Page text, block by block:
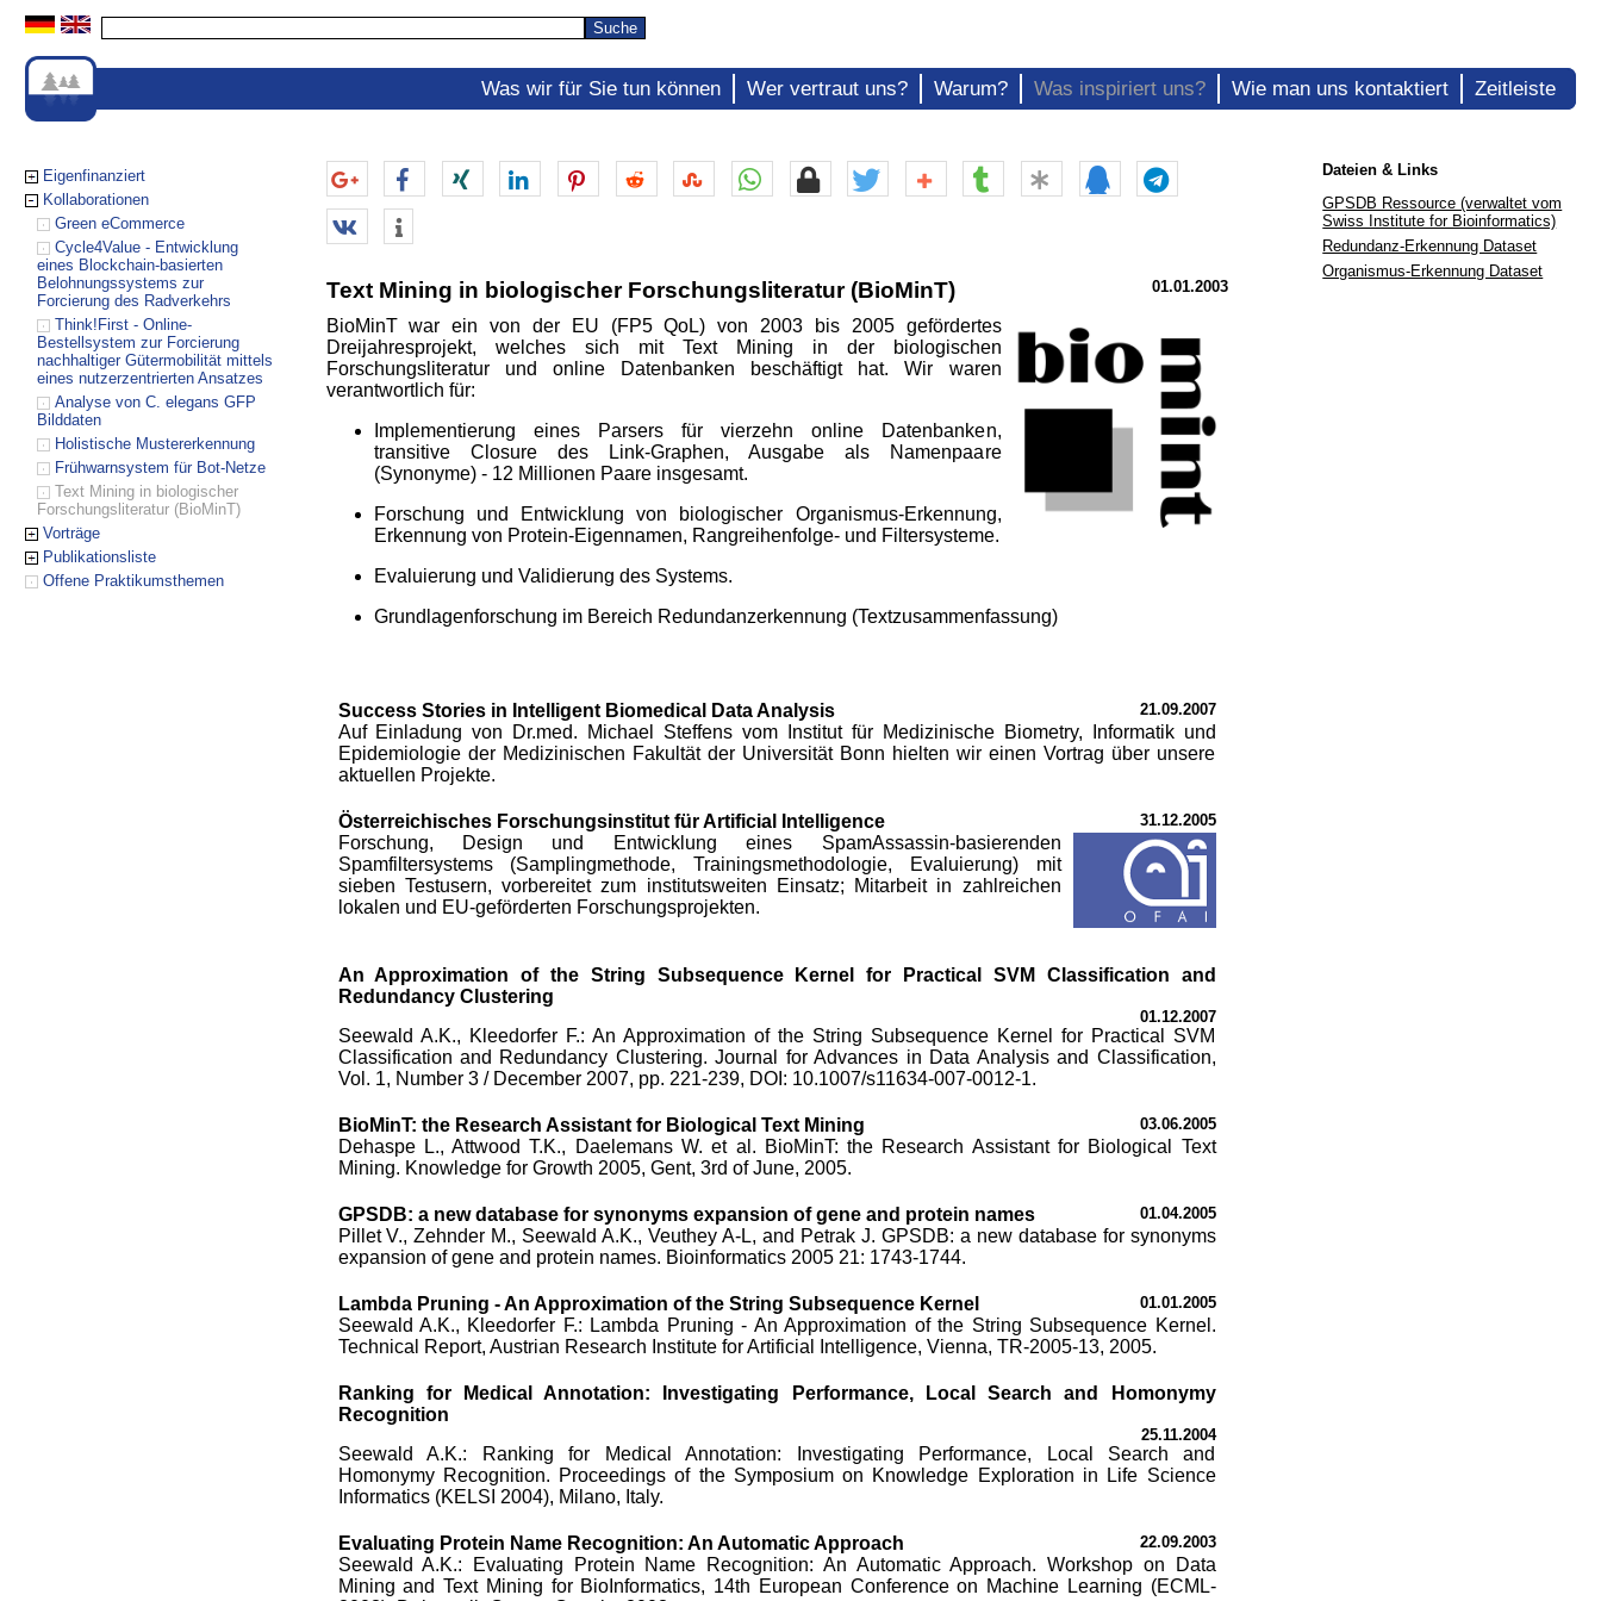
Zeitleiste
Wie man uns kontaktiert
Was inspiriert uns?
Warum?
Wer vertraut uns?
Was wir für Sie tun können
Eigenfinanziert
Kollaborationen
Green eCommerce
Cycle4Value - Entwicklung
eines Blockchain-basierten
Belohnungssystems zur
Forcierung des Radverkehrs
Think!First - Online-
Bestellsystem zur Forcierung
nachhaltiger Gütermobilität mittels
eines nutzerzentrierten Ansatzes
Analyse von C. elegans GFP
Bilddaten
Holistische Mustererkennung
Frühwarnsystem für Bot-Netze
Text Mining in biologischer
Forschungsliteratur (BioMinT)
Vorträge
Publikationsliste
Offene Praktikumsthemen
Text Mining in biologischer Forschungsliteratur (BioMinT) 01.01.2003
BioMinT war ein von der EU (FP5 QoL) von 2003 bis 2005 gefördertes
Dreijahresprojekt, welches sich mit Text Mining in der biologischen
Forschungsliteratur und online Datenbanken beschäftigt hat. Wir waren
verantwortlich für:
Implementierung eines Parsers für vierzehn online Datenbanken,
transitive Closure des Link-Graphen, Ausgabe als Namenpaare
(Synonyme) - 12 Millionen Paare insgesamt.
Forschung und Entwicklung von biologischer Organismus-Erkennung,
Erkennung von Protein-Eigennamen, Rangreihenfolge- und Filtersysteme.
Evaluierung und Validierung des Systems.
Grundlagenforschung im Bereich Redundanzerkennung (Textzusammenfassung)
Success Stories in Intelligent Biomedical Data Analysis 21.09.2007
Auf Einladung von Dr.med. Michael Steffens vom Institut für Medizinische Biometry, Informatik und
Epidemiologie der Medizinischen Fakultät der Universität Bonn hielten wir einen Vortrag über unsere
aktuellen Projekte.
Österreichisches Forschungsinstitut für Artificial Intelligence 31.12.2005
Forschung, Design und Entwicklung eines SpamAssassin-basierenden
Spamfiltersystems (Samplingmethode, Trainingsmethodologie, Evaluierung) mit
sieben Testusern, vorbereitet zum institutsweiten Einsatz; Mitarbeit in zahlreichen
lokalen und EU-geförderten Forschungsprojekten.
An Approximation of the String Subsequence Kernel for Practical SVM Classification and
Redundancy Clustering
01.12.2007
Seewald A.K., Kleedorfer F.: An Approximation of the String Subsequence Kernel for Practical SVM
Classification and Redundancy Clustering. Journal for Advances in Data Analysis and Classification,
Vol. 1, Number 3 / December 2007, pp. 221-239, DOI: 10.1007/s11634-007-0012-1.
BioMinT: the Research Assistant for Biological Text Mining 03.06.2005
Dehaspe L., Attwood T.K., Daelemans W. et al. BioMinT: the Research Assistant for Biological Text
Mining. Knowledge for Growth 2005, Gent, 3rd of June, 2005.
GPSDB: a new database for synonyms expansion of gene and protein names 01.04.2005
Pillet V., Zehnder M., Seewald A.K., Veuthey A-L, and Petrak J. GPSDB: a new database for synonyms
expansion of gene and protein names. Bioinformatics 2005 21: 1743-1744.
Lambda Pruning - An Approximation of the String Subsequence Kernel 01.01.2005
Seewald A.K., Kleedorfer F.: Lambda Pruning - An Approximation of the String Subsequence Kernel.
Technical Report, Austrian Research Institute for Artificial Intelligence, Vienna, TR-2005-13, 2005.
Ranking for Medical Annotation: Investigating Performance, Local Search and Homonymy
Recognition
25.11.2004
Seewald A.K.: Ranking for Medical Annotation: Investigating Performance, Local Search and
Homonymy Recognition. Proceedings of the Symposium on Knowledge Exploration in Life Science
Informatics (KELSI 2004), Milano, Italy.
Evaluating Protein Name Recognition: An Automatic Approach 22.09.2003
Seewald A.K.: Evaluating Protein Name Recognition: An Automatic Approach. Workshop on Data
Mining and Text Mining for BioInformatics, 14th European Conference on Machine Learning (ECML-
Dateien & Links
GPSDB Ressource (verwaltet vom
Swiss Institute for Bioinformatics)
Redundanz-Erkennung Dataset
Organismus-Erkennung Dataset